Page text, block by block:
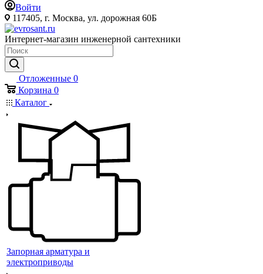
Войти
117405, г. Москва, ул. дорожная 60Б
Интернет-магазин инженерной сантехники
Отложенные 0
Корзина 0
Каталог
Запорная арматура и
электроприводы